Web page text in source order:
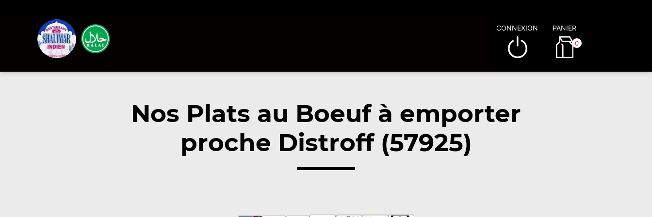
CONNEXION PANIER
0
Nos Plats au Boeuf à emporter
proche Distroff (57925)